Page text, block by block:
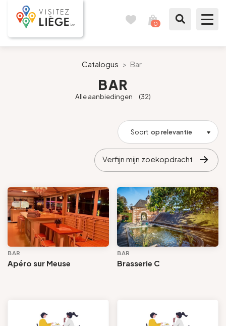
0
Agenda
Pers
Groepen en touroperators
Catalogus > Bar
BAR
Alle aanbiedingen (32)
Soort op relevantie
Verfijn mijn zoekopdracht
BAR
Apéro sur Meuse
BAR
Brasserie C